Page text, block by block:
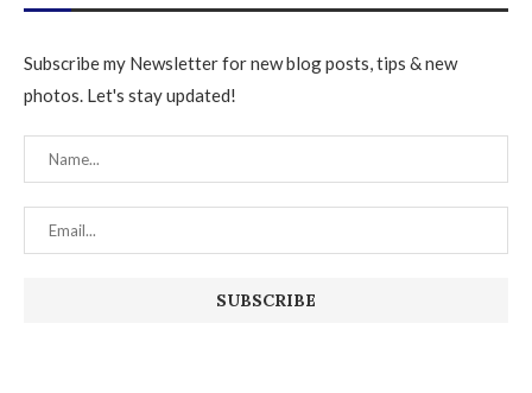
Subscribe my Newsletter for new blog posts, tips & new
photos. Let's stay updated!